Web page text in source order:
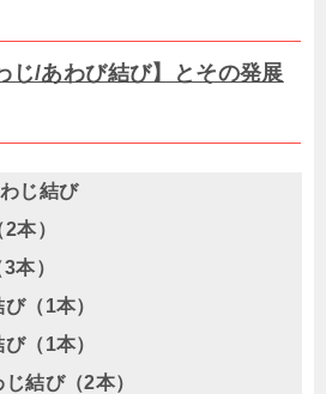
じ/あわび結び】とその発展
じ結び
本）
本）
（1本）
（1本）
結び（2本）